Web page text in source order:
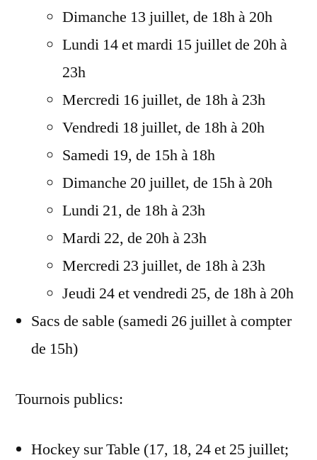
Dimanche 13 juillet, de 18h à 20h
Lundi 14 et mardi 15 juillet de 20h à
23h
Mercredi 16 juillet, de 18h à 23h
Vendredi 18 juillet, de 18h à 20h
Samedi 19, de 15h à 18h
Dimanche 20 juillet, de 15h à 20h
Lundi 21, de 18h à 23h
Mardi 22, de 20h à 23h
Mercredi 23 juillet, de 18h à 23h
Jeudi 24 et vendredi 25, de 18h à 20h
Sacs de sable (samedi 26 juillet à compter
de 15h)
Tournois publics:
Hockey sur Table (17, 18, 24 et 25 juillet;